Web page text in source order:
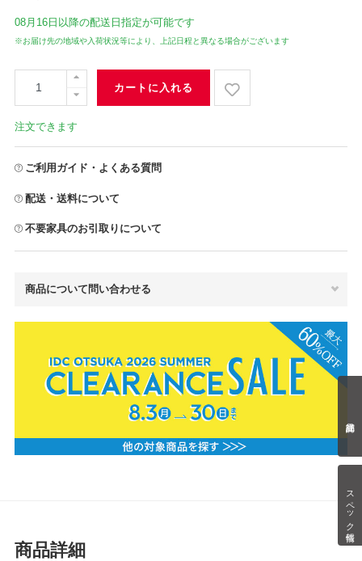
スペック情報
08月16日 以降の配送日指定が可能です
※お届け先の地域や入荷状況等により、上記日程と異なる場合がございます
カートに入れる
注文できます
ご利用ガイド・よくある質問
配送・送料について
不要家具のお引取りについて
商品について問い合わせる
商品詳細